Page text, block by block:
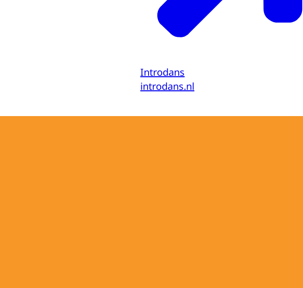
Introdans
introdans.nl